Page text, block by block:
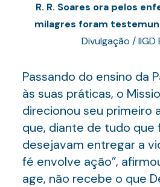
R. R. Soares ora pelos
milagres foram
Divulgação / IIGD
Passando do ensino da
às suas práticas, o
direcionou seu primeiro
que, diante de tudo que
desejavam entregar a
fé envolve ação”,
age, não recebe o que